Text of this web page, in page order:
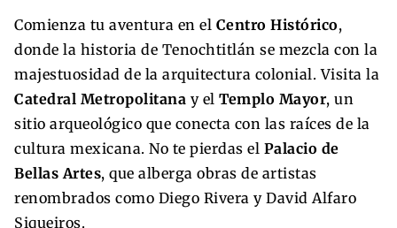
Comienza tu aventura en el Centro Histórico,
donde la historia de Tenochtitlán se mezcla con la
majestuosidad de la arquitectura colonial. Visita la
Catedral Metropolitana y el Templo Mayor, un
sitio arqueológico que conecta con las raíces de la
cultura mexicana. No te pierdas el Palacio de
Bellas Artes, que alberga obras de artistas
renombrados como Diego Rivera y David Alfaro
Siqueiros.